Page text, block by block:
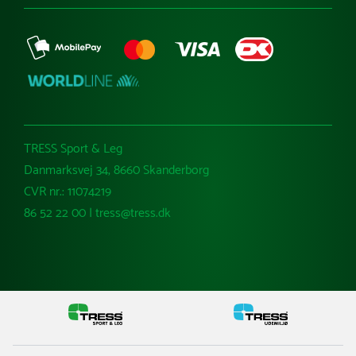
TRESS Sport & Leg
Danmarksvej 34, 8660 Skanderborg
CVR nr.: 11074219
86 52 22 00 | tress@tress.dk